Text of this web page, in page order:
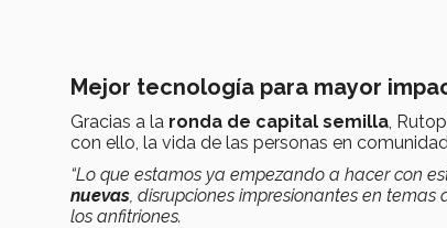
Mejor tecnología para mayor
Gracias a la ronda de capital semilla ,
con ello, la vida de las personas en
“Lo que estamos ya empezando a hacer con
nuevas , disrupciones impresionantes en
los anfitriones.